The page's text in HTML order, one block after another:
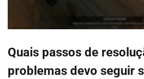
Quais passos de
problemas devo seguir